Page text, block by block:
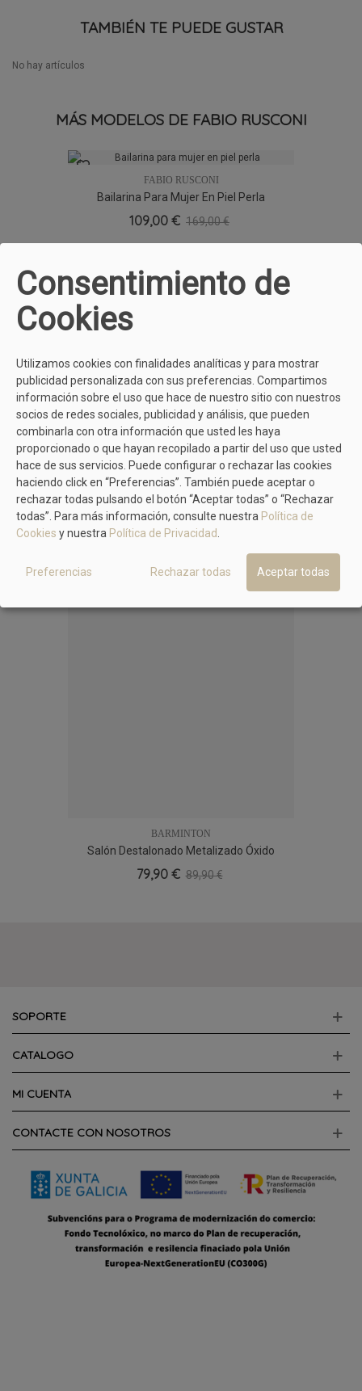
TAMBIÉN TE PUEDE GUSTAR
No hay artículos
MÁS MODELOS DE FABIO RUSCONI
FABIO RUSCONI
Bailarina Para Mujer En Piel Perla
109,00 € 169,00 €
MÁS PRODUCTOS EN EL MISMO COLOR
SOPORTE
CATALOGO
MI CUENTA
CONTACTE CON NOSOTROS
Consentimiento de
Cookies
Utilizamos cookies con finalidades analíticas y para mostrar
publicidad personalizada con sus preferencias. Compartimos
información sobre el uso que hace de nuestro sitio con nuestros
socios de redes sociales, publicidad y análisis, que pueden
combinarla con otra información que usted les haya
proporcionado o que hayan recopilado a partir del uso que usted
hace de sus servicios. Puede configurar o rechazar las cookies
haciendo click en “Preferencias”. También puede aceptar o
rechazar todas pulsando el botón “Aceptar todas” o “Rechazar
todas”. Para más información, consulte nuestra Política de
Cookies y nuestra Política de Privacidad.
Preferencias Rechazar todas Aceptar todas